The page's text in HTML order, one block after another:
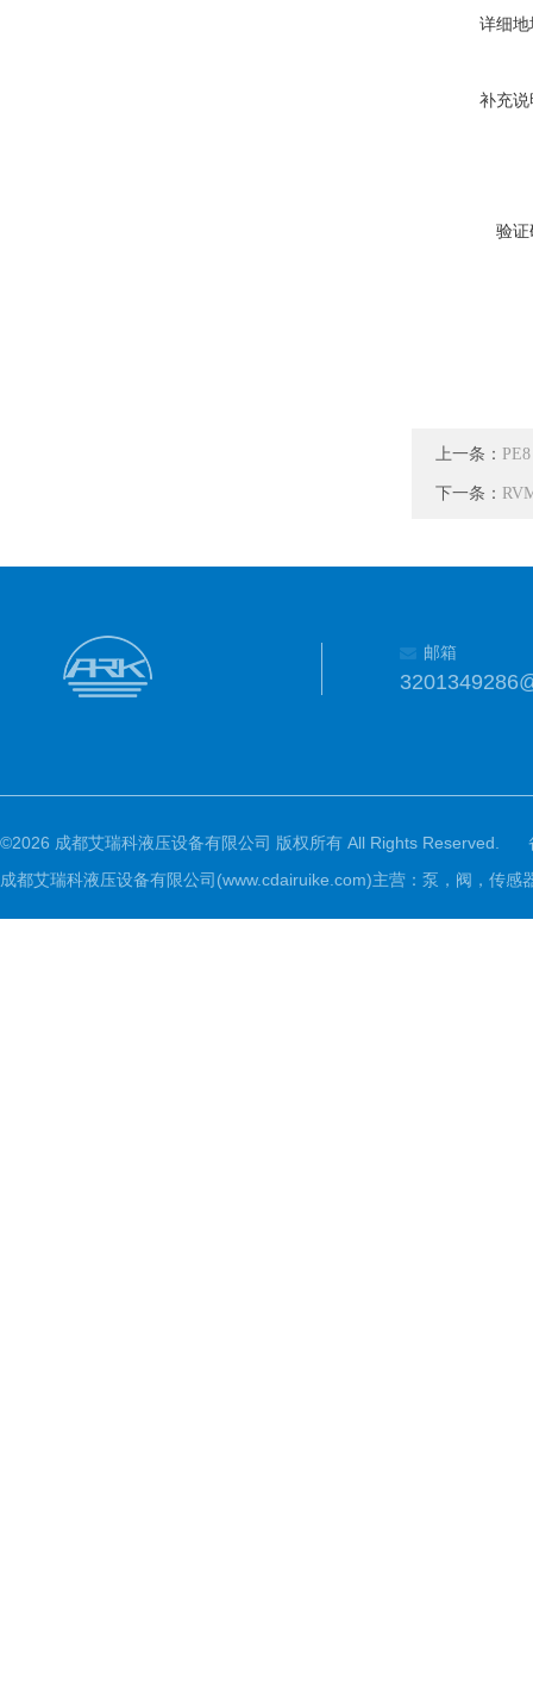
详细
补充
验
上一条：
下一条：
邮箱
©2026 成都艾瑞科液压设备有限公司 版权所有 All Rights Reserved.
成都艾瑞科液压设备有限公司(www.cdairuike.com)主营：泵，阀，传